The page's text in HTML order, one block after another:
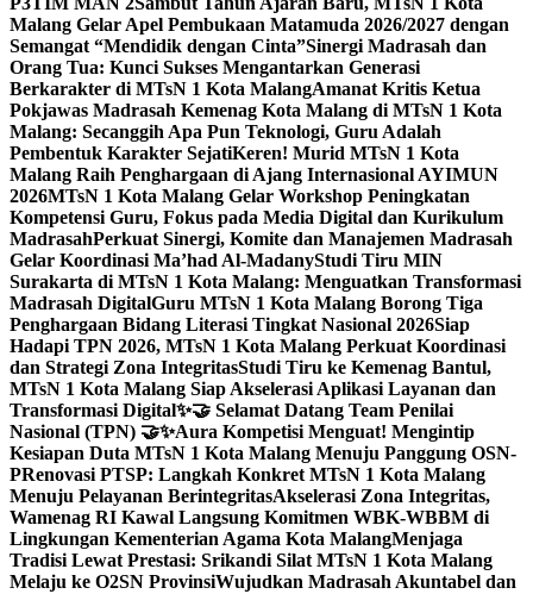
Malang Gelar Apel Pembukaan Matamuda 2026/2027 dengan
Semangat “Mendidik dengan Cinta”Sinergi Madrasah dan
Orang Tua: Kunci Sukses Mengantarkan Generasi
Berkarakter di MTsN 1 Kota MalangAmanat Kritis Ketua
Pokjawas Madrasah Kemenag Kota Malang di MTsN 1 Kota
Malang: Secanggih Apa Pun Teknologi, Guru Adalah
Pembentuk Karakter SejatiKeren! Murid MTsN 1 Kota
Malang Raih Penghargaan di Ajang Internasional AYIMUN
2026MTsN 1 Kota Malang Gelar Workshop Peningkatan
Kompetensi Guru, Fokus pada Media Digital dan Kurikulum
MadrasahPerkuat Sinergi, Komite dan Manajemen Madrasah
Gelar Koordinasi Ma’had Al-MadanyStudi Tiru MIN
Surakarta di MTsN 1 Kota Malang: Menguatkan Transformasi
Madrasah DigitalGuru MTsN 1 Kota Malang Borong Tiga
Penghargaan Bidang Literasi Tingkat Nasional 2026Siap
Hadapi TPN 2026, MTsN 1 Kota Malang Perkuat Koordinasi
dan Strategi Zona IntegritasStudi Tiru ke Kemenag Bantul,
MTsN 1 Kota Malang Siap Akselerasi Aplikasi Layanan dan
Transformasi Digital✨🤝 Selamat Datang Team Penilai
Nasional (TPN) 🤝✨Aura Kompetisi Menguat! Mengintip
Kesiapan Duta MTsN 1 Kota Malang Menuju Panggung OSN-
PRenovasi PTSP: Langkah Konkret MTsN 1 Kota Malang
Menuju Pelayanan BerintegritasAkselerasi Zona Integritas,
Wamenag RI Kawal Langsung Komitmen WBK-WBBM di
Lingkungan Kementerian Agama Kota MalangMenjaga
Tradisi Lewat Prestasi: Srikandi Silat MTsN 1 Kota Malang
Melaju ke O2SN ProvinsiWujudkan Madrasah Akuntabel dan